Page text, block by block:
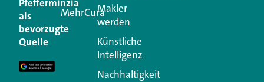
Ihre E-Mail-Adresse wird nicht veröffentlicht.
Erforderliche Felder sind mit
Kommentar
Pfefferminzia
als
bevorzugte
Quelle
MehrCuraMakler
werden
Künstliche
Intelligenz
Nachhaltigkeit